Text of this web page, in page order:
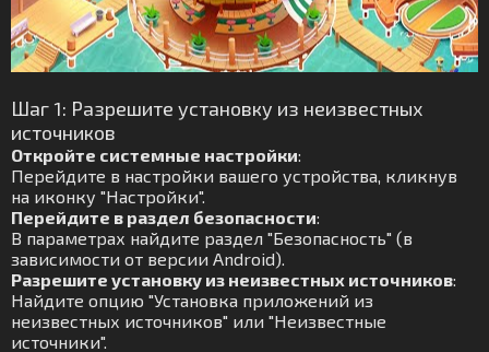
Шаг 1: Разрешите установку из неизвестных
источников
Откройте системные настройки:
Перейдите в настройки вашего устройства, кликнув
на иконку "Настройки".
Перейдите в раздел безопасности:
В параметрах найдите раздел "Безопасность" (в
зависимости от версии Android).
Разрешите установку из неизвестных источников:
Найдите опцию "Установка приложений из
неизвестных источников" или "Неизвестные
источники".